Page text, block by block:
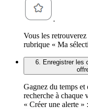
.
Vous les
rubrique « Ma
6. Enregistrer les
Gagnez du temps et
recherche à chaque
« Créer une alerte » :